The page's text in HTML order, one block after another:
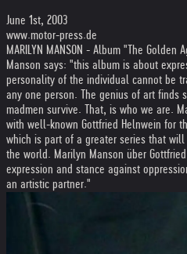
June 1st, 2003
www.motor-press.de
MARILYN MANSON - Album "The Golden
Manson says: "this album is about
personality of the individual cannot be
any one person. The genius of art finds
madmen survive. That, is who we are.
with well-known Gottfried Helnwein for
which is part of a greater series that
the world. Marilyn Manson über
expression and stance against
an artistic partner."